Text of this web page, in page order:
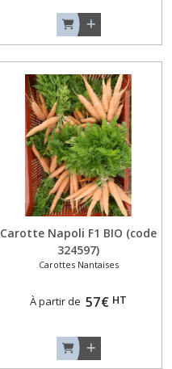
Carotte Napoli F1 BIO (code
324597)
Carottes Nantaises
À partir de 57€ HT